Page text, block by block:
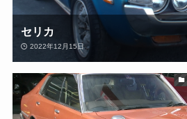
セリカ
2022年12月15日